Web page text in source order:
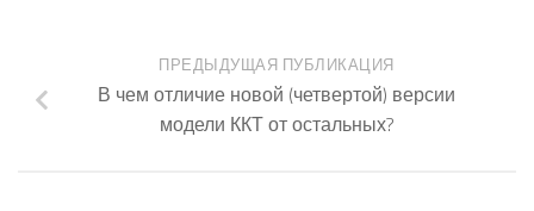
ПРЕДЫДУЩАЯ ПУБЛИКАЦИЯ
В чем отличие новой (четвертой) версии
модели ККТ от остальных?